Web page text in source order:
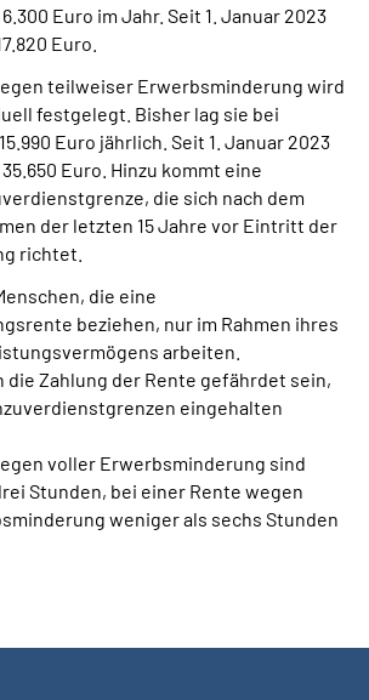
Euro im Jahr. Seit 1. Januar 2023
Euro.
teilweiser Erwerbsminderung wird
festgelegt. Bisher lag sie bei
Euro jährlich. Seit 1. Januar 2023
Euro. Hinzu kommt eine
die sich nach dem
der letzten 15 Jahre vor Eintritt der
richtet.
die eine
beziehen, nur im Rahmen ihres
arbeiten.
die Zahlung der Rente gefährdet sein,
eingehalten
voller Erwerbsminderung sind
Stunden, bei einer Rente wegen
weniger als sechs Stunden